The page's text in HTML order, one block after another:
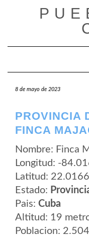
8 de mayo de 2023
PROVINCIA
FINCA
Nombre: Finca
Longitud: -
Latitud:
Estado:
Pais: Cuba
Altitud: 19
Poblacion: 2.504